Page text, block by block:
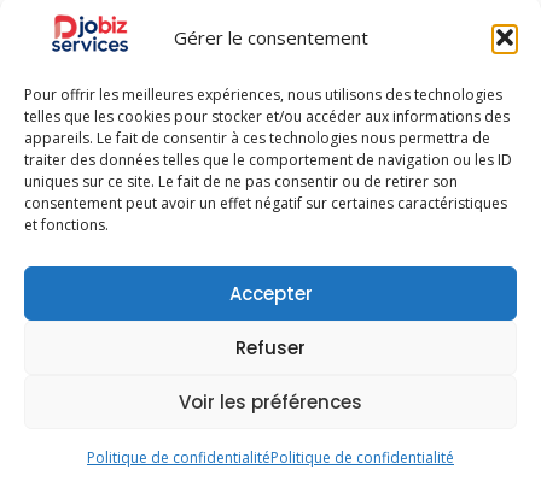
Gérer le consentement
Pour offrir les meilleures expériences, nous utilisons des technologies
telles que les cookies pour stocker et/ou accéder aux informations des
appareils. Le fait de consentir à ces technologies nous permettra de
traiter des données telles que le comportement de navigation ou les ID
uniques sur ce site. Le fait de ne pas consentir ou de retirer son
consentement peut avoir un effet négatif sur certaines caractéristiques
et fonctions.
Accepter
Refuser
Voir les préférences
Politique de confidentialitéPolitique de confidentialité
Ce site a été réalisé avec lesoutien financier de la
Djobiz © 2025 - Tous droits réservés
Conditions d’Utilisation
Politique de Confidentialité
Charte Qualité
Conditions Générales de Vente
Politique de cookies